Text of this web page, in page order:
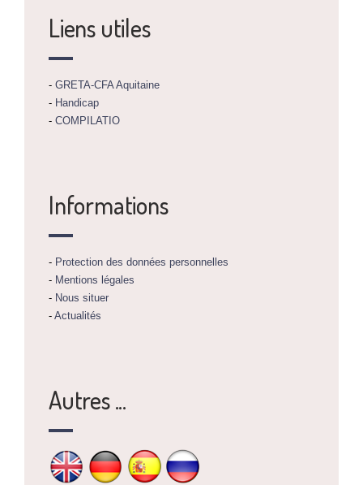
Liens utiles
- GRETA-CFA Aquitaine
- Handicap
- COMPILATIO
Informations
- Protection des données personnelles
- Mentions légales
- Nous situer
- Actualités
Autres ...